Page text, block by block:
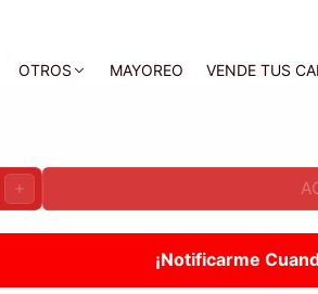
OTROS MAYOREO VENDE TUS
AUMENTAR
¡Notificarme